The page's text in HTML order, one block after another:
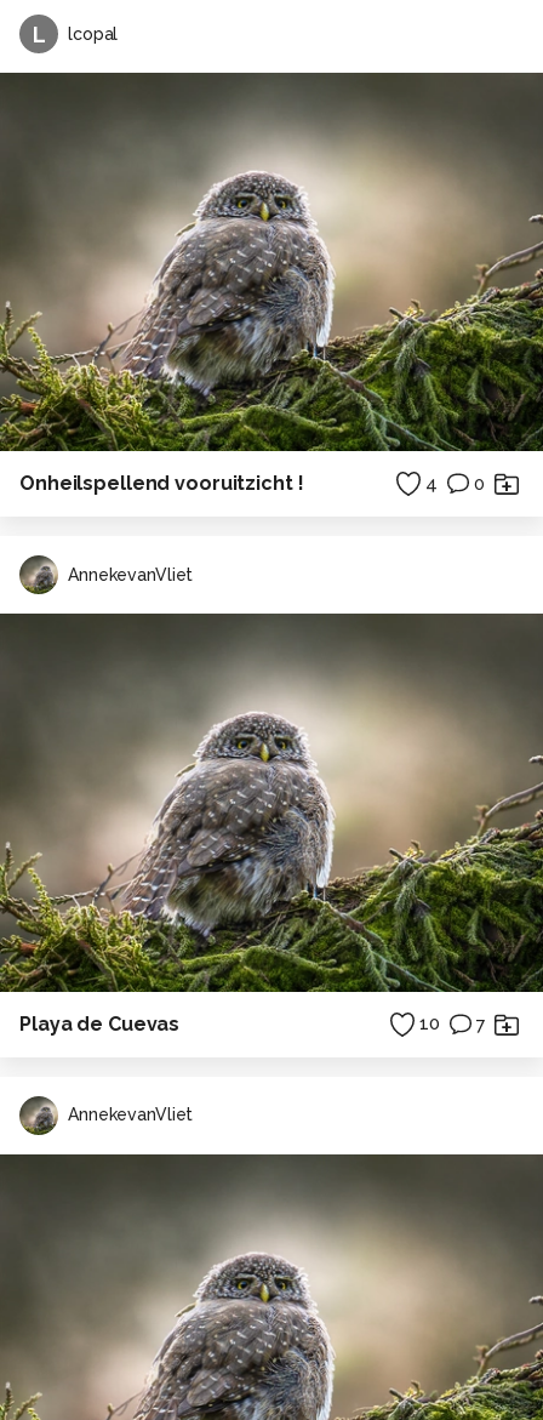
L lcopal
Onheilspellend vooruitzicht ! 4 0
AnnekevanVliet
Playa de Cuevas 10 7
AnnekevanVliet